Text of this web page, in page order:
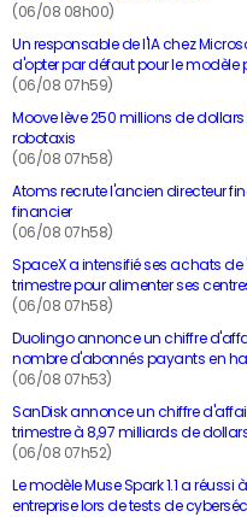
(06/08 08h00)
Un responsable de l'IA chez
d'opter par défaut pour le modèle
(06/08 07h59)
Moove lève 250 millions de
robotaxis
(06/08 07h58)
Atoms recrute l'ancien directeur
financier
(06/08 07h58)
SpaceX a intensifié ses achats
trimestre pour alimenter ses
(06/08 07h58)
Duolingo annonce un chiffre
nombre d'abonnés payants en
(06/08 07h53)
SanDisk annonce un chiffre
trimestre à 8,97 milliards de
(06/08 07h52)
Le modèle Muse Spark 1.1 a
entreprise lors de tests de